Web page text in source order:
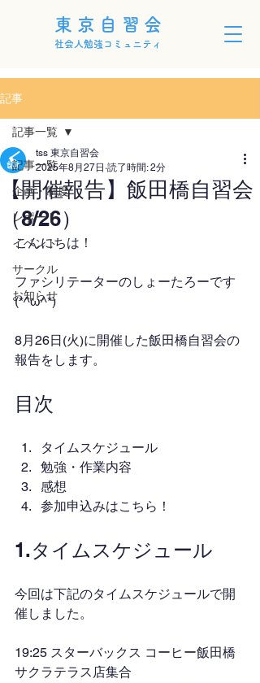
東京自習会
社会人勉強コミュニティ
記事
記事一覧
企画・制度
レポート
イベント
サークル
お知らせ
記事一覧
【開催報告】飯田橋自習会
（8/26）
tss 東京自習会
2025年8月27日 読了時間: 2分
こんにちは！
ファシリテーターのしょーたろーです
(*^ω^*)
8月26日(火)に開催した飯田橋自習会の
報告をします。
目次
タイムスケジュール
勉強・作業内容
感想
参加申込みはこちら！
1.タイムスケジュール
今回は下記のタイムスケジュールで開
催しました。
19:25 スターバックス コーヒー飯田橋
サクラテラス店集合